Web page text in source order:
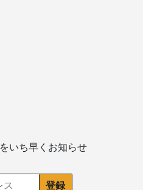
をいち早くお知らせ